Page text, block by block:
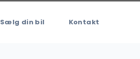
Sælg din bil Kontakt